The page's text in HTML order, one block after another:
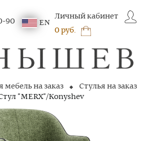
90 EN
Личный кабинет
0 руб.
мебель на заказ
Стулья на заказ
"MERX"/Konyshev